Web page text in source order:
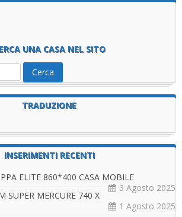
UNA CASA NEL SITO
TRADUZIONE
INSERIMENTI RECENTI
ELITE 860*400 CASA MOBILE
3 Agosto 2025
SUPER MERCURE 740 X
1 Agosto 2025